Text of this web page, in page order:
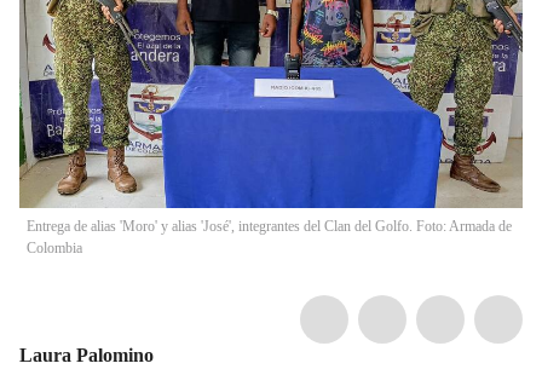
Entrega de alias 'Moro' y alias 'José', integrantes del Clan del Golfo. Foto: Armada de
Colombia
Laura Palomino